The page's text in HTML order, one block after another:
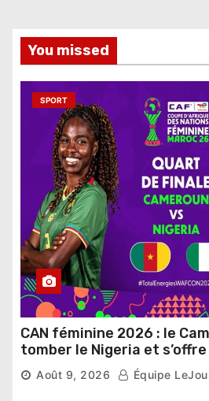
You missed
SPORT
CAN féminine 2026 : le
tomber le Nigeria et
dernier carré
Août 9, 2026 Équipe